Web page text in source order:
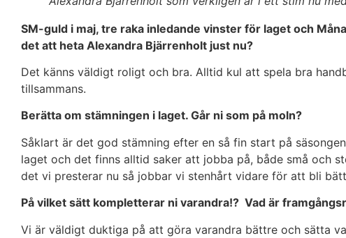
SM-guld i maj, tre raka inledande vinster för laget och
det att heta Alexandra Bjärrenholt just nu?
Det känns väldigt roligt och bra. Alltid kul att spela bra
tillsammans.
Berätta om stämningen i laget. Går ni som på moln?
Såklart är det god stämning efter en så fin start på
laget och det finns alltid saker att jobba på, både små och
det vi presterar nu så jobbar vi stenhårt vidare för att bli
På vilket sätt kompletterar ni varandra!? Vad är
Vi är väldigt duktiga på att göra varandra bättre och sätta